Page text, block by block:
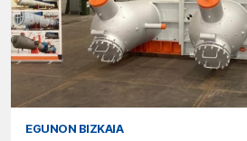
EGUNON BIZKAIA